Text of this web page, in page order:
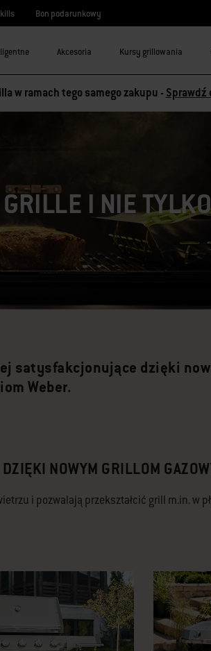
Bon podarunkowy
Akcesoria Kursy grillowania
w ramach tego samego zakupu - Sprawdź
I NIE TYLKO
satysfakcjonujące dzięki
Weber.
NOWYM GRILLOM
i pozwalają przekształcić grill m.in. w